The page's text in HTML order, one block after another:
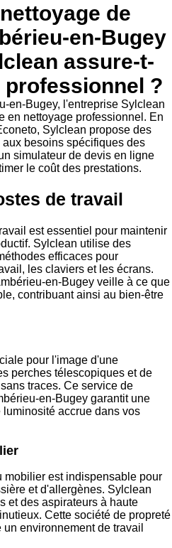
de
en-Bugey
assure-t-
?
en-Bugey, l'entreprise Sylclean
en nettoyage professionnel. En
Sylclean propose des
besoins spécifiques des
simulateur de devis en ligne
le coût des prestations.
de travail
est essentiel pour maintenir
Sylclean utilise des
efficaces pour
les claviers et les écrans.
en-Bugey veille à ce que
contribuant ainsi au bien-être
pour l'image d'une
perches télescopiques et de
traces. Ce service de
en-Bugey garantit une
accrue dans vos
mobilier est indispensable pour
et d'allergènes. Sylclean
et des aspirateurs à haute
Cette société de propreté
environnement de travail